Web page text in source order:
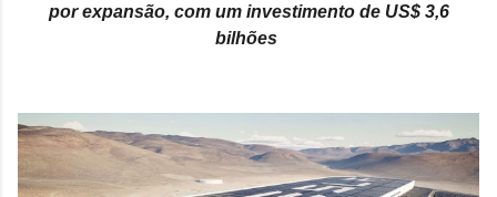
por expansão, com um investimento de US$ 3,6
bilhões